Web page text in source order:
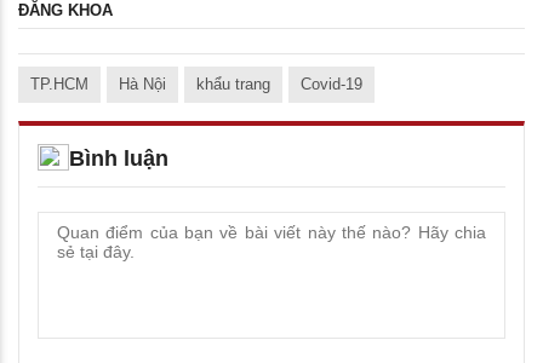
ĐĂNG KHOA
TP.HCM Hà Nội khẩu trang Covid-19
Bình luận